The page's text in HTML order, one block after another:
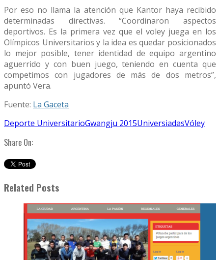
Por eso no llama la atención que Kantor haya recibido
determinadas directivas. “Coordinaron aspectos
deportivos. Es la primera vez que el voley juega en los
Olímpicos Universitarios y la idea es quedar posicionados
lo mejor posible, tener identidad de equipo argentino
aguerrido y con buen juego, teniendo en cuenta que
competimos con jugadores de más de dos metros”,
apuntó Vera.
Fuente: La Gaceta
Deporte UniversitarioGwangju 2015UniversiadasVóley
Share On:
Related Posts